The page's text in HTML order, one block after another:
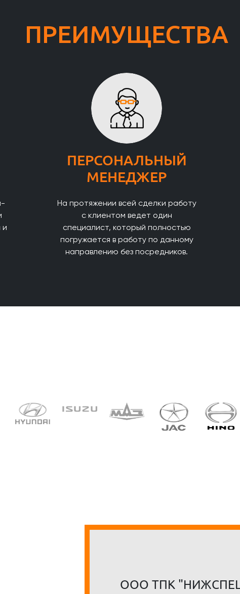
ПРЕИМУЩЕСТВА
и
ПЕРСОНАЛЬНЫЙ
МЕНЕДЖЕР
На протяжении всей сделки работу
с клиентом ведет один
специалист, который полностью
погружается в работу по данному
направлению без посредников.
ООО ТПК